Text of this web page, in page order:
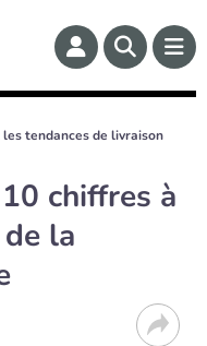
tendances de livraison
chiffres à
la